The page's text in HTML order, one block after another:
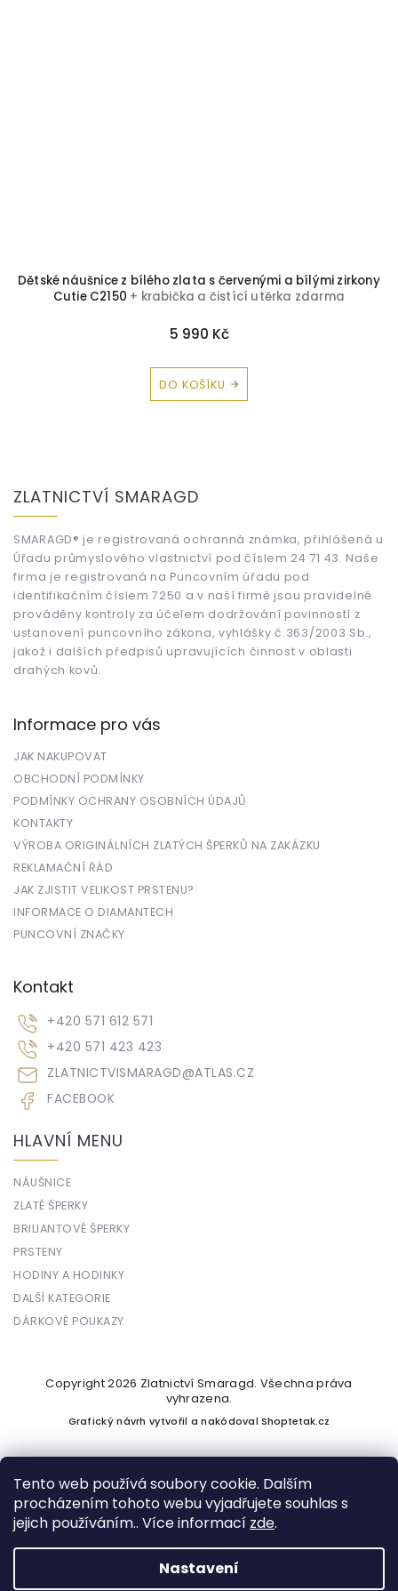
Tento web používá soubory cookie. Dalším
procházením tohoto webu vyjadřujete souhlas s
jejich používáním.. Více informací zde.
Nastavení
Dětské náušnice z bílého zlata s červenými a bílými zirkony
Cutie C2150 + krabička a čistící utěrka zdarma
5 990 Kč
DO KOŠÍKU
ZLATNICTVÍ SMARAGD
SMARAGD® je registrovaná ochranná známka, přihlášená u
Úřadu průmyslového vlastnictví pod číslem 24 71 43. Naše
firma je registrovaná na Puncovním úřadu pod
identifikačním číslem 7250 a v naší firmě jsou pravidelně
prováděny kontroly za účelem dodržování povinností z
ustanovení puncovního zákona, vyhlášky č.363/2003 Sb.,
jakož i dalších předpisů upravujících činnost v oblasti
drahých kovů.
Informace pro vás
JAK NAKUPOVAT
OBCHODNÍ PODMÍNKY
PODMÍNKY OCHRANY OSOBNÍCH ÚDAJŮ
KONTAKTY
VÝROBA ORIGINÁLNÍCH ZLATÝCH ŠPERKŮ NA ZAKÁZKU
REKLAMAČNÍ ŘÁD
JAK ZJISTIT VELIKOST PRSTENU?
INFORMACE O DIAMANTECH
PUNCOVNÍ ZNAČKY
Kontakt
ZLATNICTVISMARAGD@ATLAS.CZ
+420 571 612 571
+420 571 423 423
FACEBOOK
HLAVNÍ MENU
NÁUŠNICE
ZLATÉ ŠPERKY
BRILIANTOVÉ ŠPERKY
PRSTENY
HODINY A HODINKY
DALŠÍ KATEGORIE
DÁRKOVÉ POUKAZY
Vytvořil Shoptet
Copyright 2026 Zlatnictví Smaragd. Všechna práva
vyhrazena.
Grafický návrh vytvořil a nakódovalShoptetak.cz
Podle zákona o evidenci tržeb je prodávající povinen vystavit